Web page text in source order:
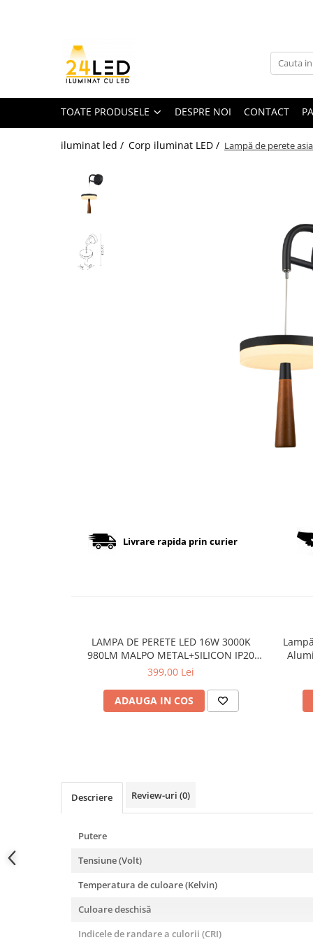
Toate Produsele
Banda Led COB
Banda LED 12V
Banda LED RGB
Banda LED 24V
Furtun Luminos
Banda LED 220V
Banda Digitala
Accesorii banda led
Corpuri de Iluminat pe Sina LED
Sina magnetica LED 48V
Corpuri Industriale LED
Corpuri liniare LED
Panouri LED
TOATE PRODUSELE DESPRE NOI CONTACT
iluminat led / Corp iluminat LED / Lampă de perete
Livrare rapida prin curier
LAMPA DE PERETE LED 16W 3000K
980LM MALPO METAL+SILICON IP20
D4*H160
399,00 Lei
ADAUGA IN COS
Descriere Review-uri (0)
Putere
Tensiune (Volt)
Temperatura de culoare (Kelvin)
Culoare deschisă
Indicele de randare a culorii (CRI)